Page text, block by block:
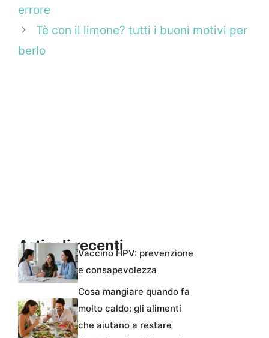
errore
Tè con il limone? tutti i buoni motivi per
berlo
Articoli recentiVaccino HPV: prevenzione
e consapevolezza
Cosa mangiare quando fa
molto caldo: gli alimenti
che aiutano a restare